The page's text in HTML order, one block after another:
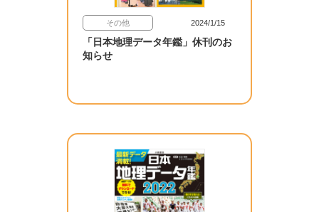
その他 2024/1/15
「日本地理データ年鑑」休刊のお
知らせ